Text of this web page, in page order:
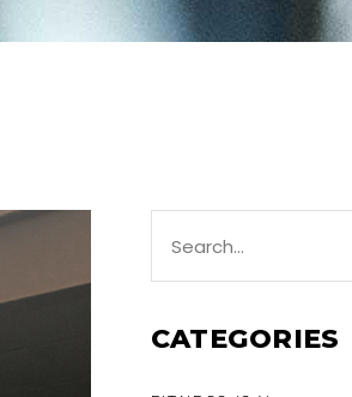
for:
CATEGORIES